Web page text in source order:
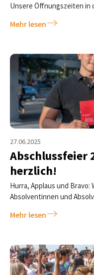
Unsere Öffnungszeiten in
Mehr lesen
27.06.2025
Abschlussfeier
herzlich!
Hurra, Applaus und
Absolventinnen und
Mehr lesen